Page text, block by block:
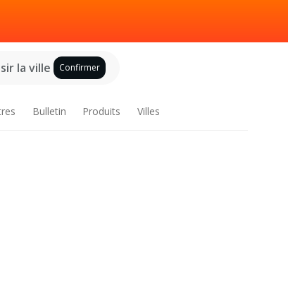
la ville Confirmer
Bulletin Produits Villes